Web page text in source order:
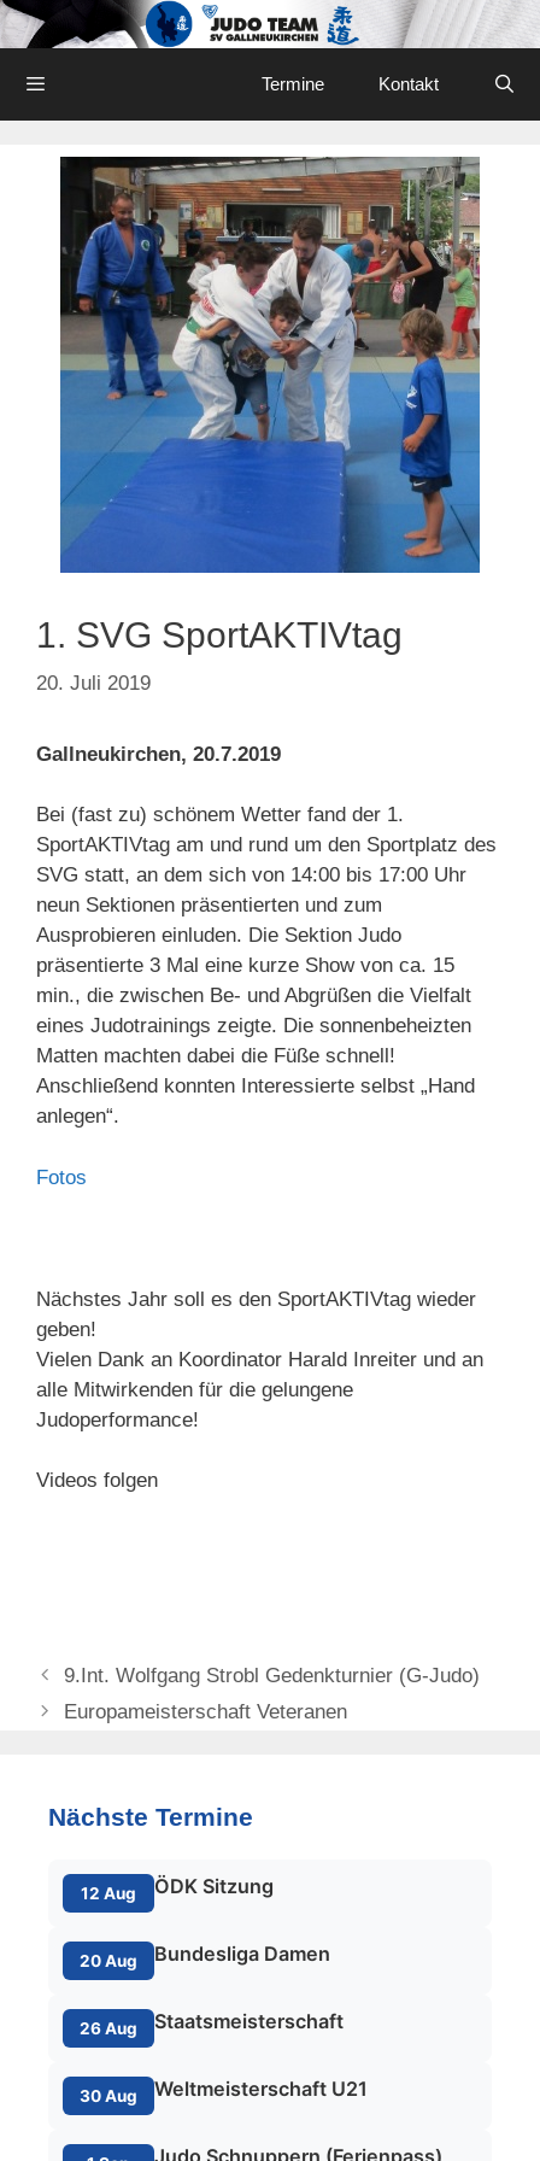
Skip
to
content
Termine Kontakt
1. SVG SportAKTIVtag
20. Juli 2019
Gallneukirchen, 20.7.2019
Bei (fast zu) schönem Wetter fand der 1.
SportAKTIVtag am und rund um den Sportplatz des
SVG statt, an dem sich von 14:00 bis 17:00 Uhr
neun Sektionen präsentierten und zum
Ausprobieren einluden. Die Sektion Judo
präsentierte 3 Mal eine kurze Show von ca. 15
min., die zwischen Be- und Abgrüßen die Vielfalt
eines Judotrainings zeigte. Die sonnenbeheizten
Matten machten dabei die Füße schnell!
Anschließend konnten Interessierte selbst „Hand
anlegen“.
Fotos
Nächstes Jahr soll es den SportAKTIVtag wieder
geben!
Vielen Dank an Koordinator Harald Inreiter und an
alle Mitwirkenden für die gelungene
Judoperformance!
Videos folgen
9.Int. Wolfgang Strobl Gedenkturnier (G-Judo)
Europameisterschaft Veteranen
Nächste Termine
12 Aug ÖDK Sitzung
20 Aug Bundesliga Damen
26 Aug Staatsmeisterschaft
30 Aug Weltmeisterschaft U21
Judo Schnuppern (Ferienpass)